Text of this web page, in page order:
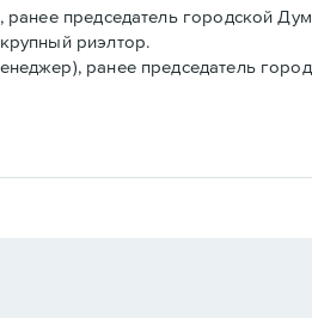
председатель городской
риэлтор.
ранее председатель